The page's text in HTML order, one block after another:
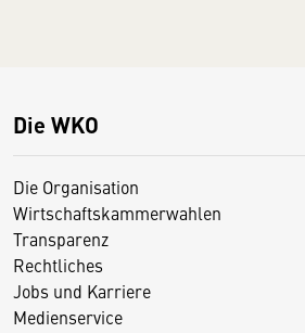
Die WKO
Die Organisation
Wirtschaftskammerwahlen
Transparenz
Rechtliches
Jobs und Karriere
Medienservice